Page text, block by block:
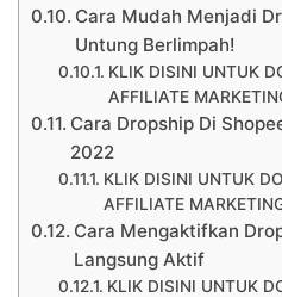
Cara Mudah Menjadi
Untung Berlimpah!
KLIK DISINI UNTUK
AFFILIATE
Cara Dropship Di
2022
KLIK DISINI UNTUK
AFFILIATE
Cara Mengaktifkan
Langsung Aktif
KLIK DISINI UNTUK